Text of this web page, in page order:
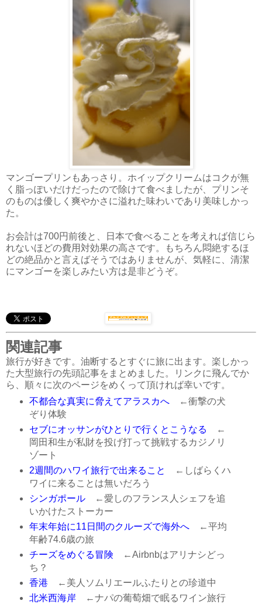
マンゴープリンもあっさり。ホイップクリームはコクが無
く脂っぽいだけだったので除けて食べましたが、プリンそ
のものは優しく爽やかさに溢れた味わいであり美味しかっ
た。
お会計は700円前後と、日本で食べることを考えれば信じら
れないほどの費用対効果の高さです。もちろん悶絶するほ
どの絶品かと言えばそうではありませんが、気軽に、清潔
にマンゴーを楽しみたい方は是非どうぞ。
関連記事
旅行が好きです。油断するとすぐに旅に出ます。楽しかっ
た大型旅行の先頭記事をまとめました。リンクに飛んでか
ら、順々に次のページをめくって頂ければ幸いです。
不都合な真実に脅えてアラスカへ←衝撃の犬
ぞり体験
セブにオッサンがひとりで行くとこうなる ←
岡田和生が私財を投げ打って挑戦するカジノリ
ゾート
2週間のハワイ旅行で出来ること
←しばらくハ
ワイに来ることは無いだろう
シンガポール←愛しのフランス人シェフを追
いかけたストーカー
年末年始に11日間のクルーズで海外へ←平均
年齢74.6歳の旅
チーズをめぐる冒険 ←Airbnbはアリナシどっ
ち？
香港 ←美人ソムリエールふたりとの珍道中
北米西海岸 ←ナパの葡萄畑で眠るワイン旅行